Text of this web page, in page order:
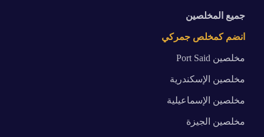
جميع المخلصين
انضم كمخلص جمركي
مخلصين Port Said
مخلصين الإسكندرية
مخلصين الإسماعيلية
مخلصين الجيزة